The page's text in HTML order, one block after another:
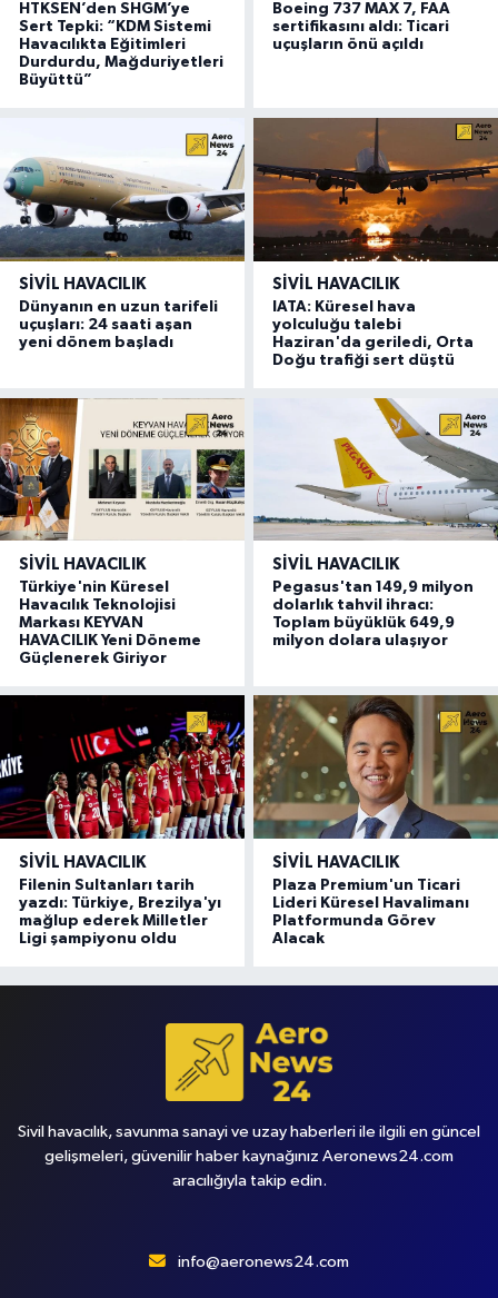
HTKSEN’den SHGM’ye
Sert Tepki: “KDM Sistemi
Havacılıkta Eğitimleri
Durdurdu, Mağduriyetleri
Büyüttü”
Boeing 737 MAX 7, FAA
sertifikasını aldı: Ticari
uçuşların önü açıldı
SIVIL HAVACILIK
Dünyanın en uzun tarifeli
uçuşları: 24 saati aşan
yeni dönem başladı
SIVIL HAVACILIK
IATA: Küresel hava
yolculuğu talebi
Haziran'da geriledi, Orta
Doğu trafiği sert düştü
SIVIL HAVACILIK
Türkiye'nin Küresel
Havacılık Teknolojisi
Markası KEYVAN
HAVACILIK Yeni Döneme
Güçlenerek Giriyor
SIVIL HAVACILIK
Pegasus'tan 149,9 milyon
dolarlık tahvil ihracı:
Toplam büyüklük 649,9
milyon dolara ulaşıyor
SIVIL HAVACILIK
Filenin Sultanları tarih
yazdı: Türkiye, Brezilya'yı
mağlup ederek Milletler
Ligi şampiyonu oldu
SIVIL HAVACILIK
Plaza Premium'un Ticari
Lideri Küresel Havalimanı
Platformunda Görev
Alacak
Sivil havacılık, savunma sanayi ve uzay haberleri ile ilgili en güncel
gelişmeleri, güvenilir haber kaynağınız Aeronews24.com
aracılığıyla takip edin.
info@aeronews24.com